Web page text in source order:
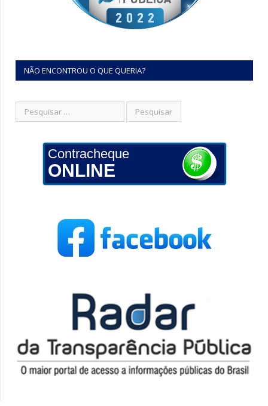
NÃO ENCONTROU O QUE QUERIA?
Contracheque
ONLINE